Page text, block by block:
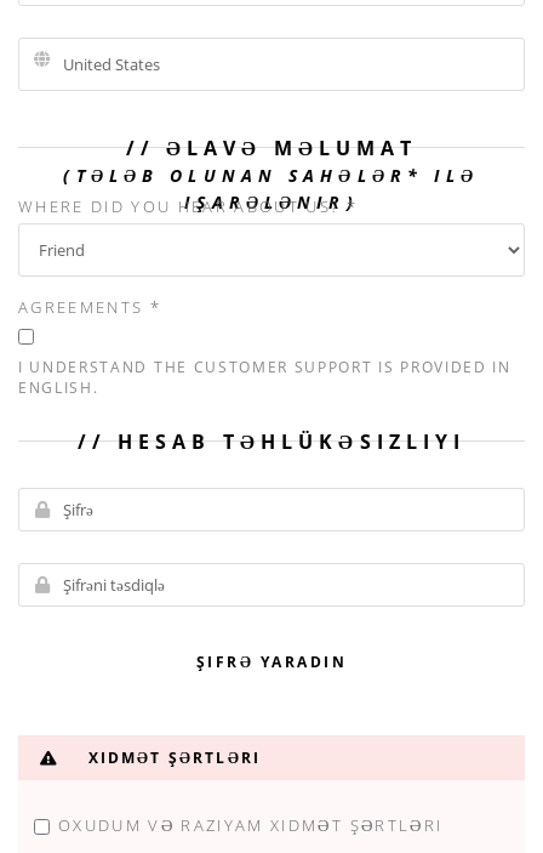
ƏLAVƏ MƏLUMAT
(TƏLƏB OLUNAN SAHƏLƏR* ILƏ
IŞARƏLƏNIR)
WHERE DID YOU HEAR ABOUT US? *
AGREEMENTS *
I UNDERSTAND THE CUSTOMER SUPPORT IS PROVIDED IN
ENGLISH.
HESAB TƏHLÜKƏSIZLIYI
ŞIFRƏ YARADIN
Şifrə təhlükəsizliyi: Şifrənizi daxil edin
XIDMƏT ŞƏRTLƏRI
OXUDUM VƏ RAZIYAMXIDMƏT ŞƏRTLƏRI